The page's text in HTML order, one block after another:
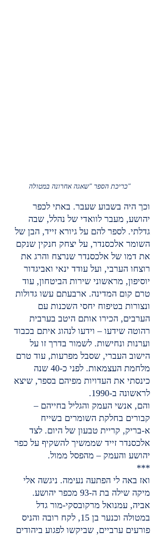
כריכת הספר "שאגה אחרונה במטולה"
וכך היה בשבוע שעבר. באתי לכפר
יהושע, מעבר לוואדי של נהלל, שבה
גדלתי. לספר להם על גיורא זייד, הבן של
השומר אלכסנדר, על יצחק חנקין שנקם
את דמו של אלכסנדר שנרצח והרג את
רוצחו הערבי, ועל עודד ינאי ואביגדור
יוסיפון, מראשוני שירות הביטחון, עוד
טרם קום המדינה. ארבעתם עשו גדולות
ונצורות בטיפוח יחסי השכנות עם
הערבים, הכירו אותם היטב בערבית
רהוטה שידעו – וידעו לנהוג איתם בכבוד
וערנות ונחישות. לשמור בדרך זו על
הישוב העברי, שסבל מפרעות, עוד טרם
מלחמת העצמאות. לפני כ-40 שנה
כינסתי את העדויות מפיהם בספר, שיצא
לראשונה ב-1990.
והם, אנשי העמק והגליל בחייהם –
קבורים בחלקת השומרים בשייח
א-בריק, קריית טבעון של היום. לצד
אלכסנדר זייד שממשיך להשקיף על כפר
יהושע והעמק – מהפסל ממול.
***
ואז באה לי הפתעה נעימה. ניגשה אלי
מיקה שילה בת ה-93 מכפר יהושע.
אביה, עמנואל מרקובסקי-מור גדל
במטולה וכנער בן 15, לקח רובה והניס
פורעים ערביים, שביקשו לפגוע ביהודים